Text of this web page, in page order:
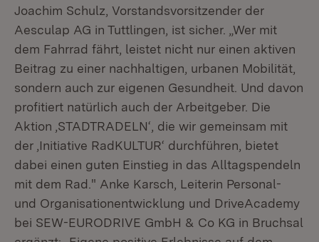
Joachim Schulz, Vorstandsvorsitzender der
Aesculap AG in Tuttlingen, ist sicher. „Wer mit
dem Fahrrad fährt, leistet nicht nur einen aktiven
Beitrag zu einer nachhaltigen, urbanen Mobilität,
sondern auch zur eigenen Gesundheit. Und davon
profitiert natürlich auch der Arbeitgeber. Die
Aktion ‚STADTRADELN‘, die wir gemeinsam mit
der ‚Initiative RadKULTUR‘ durchführen, bietet
dabei einen guten Einstieg in das Alltagspendeln
mit dem Rad." Anke Karsch, Leiterin Personal-
und Organisationentwicklung und DriveAcademy
bei SEW-EURODRIVE GmbH & Co KG in Bruchsal